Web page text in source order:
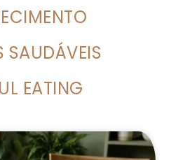
SAUDÁVEIS
EATING